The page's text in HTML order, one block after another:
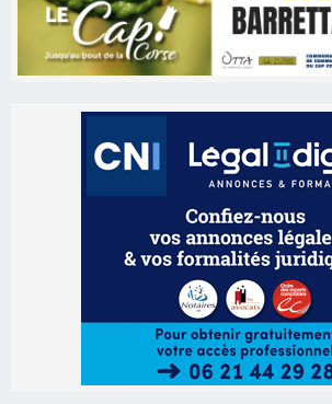
Les brèves
Ucciani – Marché des
Corte – L’association A Nuciola
projection sous les étoiles